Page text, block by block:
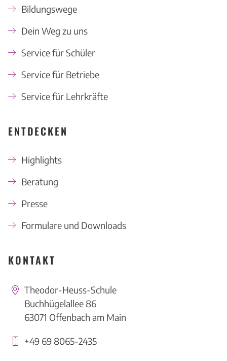
Bildungswege
Dein Weg zu uns
Service für Schüler
Service für Betriebe
Service für Lehrkräfte
ENTDECKEN
Highlights
Beratung
Presse
Formulare und Downloads
KONTAKT
Theodor-Heuss-Schule
Buchhügelallee 86
63071 Offenbach am Main
+49 69 8065-2435